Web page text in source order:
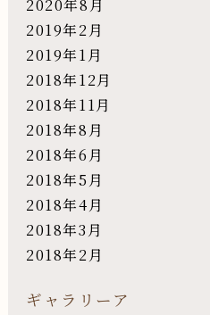
2020年8月
2019年2月
2019年1月
2018年12月
2018年11月
2018年8月
2018年6月
2018年5月
2018年4月
2018年3月
2018年2月
ギャラリーア